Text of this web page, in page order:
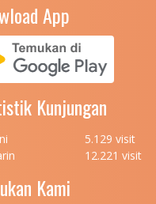
App
Kunjungan
5.129 visit
12.221 visit
Kami